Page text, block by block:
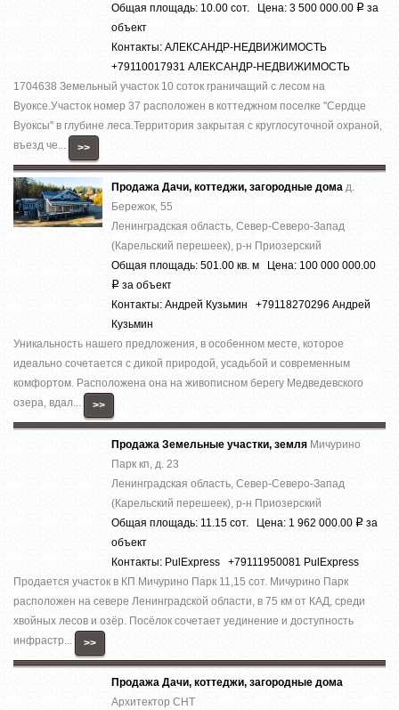
Общая площадь: 10.00 сот. Цена: 3 500 000.00 Р за
объект
Контакты: АЛЕКСАНДР-НЕДВИЖИМОСТЬ
+79110017931 АЛЕКСАНДР-НЕДВИЖИМОСТЬ
1704638 Земельный участок 10 соток граничащий с лесом на
Вуоксе.Участок номер 37 расположен в коттеджном поселке ''Сердце
Вуоксы'' в глубине леса.Территория закрытая с круглосуточной охраной,
въезд че...
>>
Продажа Дачи, коттеджи, загородные дома д.
Бережок, 55
Ленинградская область, Север-Северо-Запад
(Карельский перешеек), р-н Приозерский
Общая площадь: 501.00 кв. м Цена: 100 000 000.00
Р за объект
Контакты: Андрей Кузьмин +79118270296 Андрей
Кузьмин
Уникальность нашего предложения, в особенном месте, которое
идеально сочетается с дикой природой, усадьбой и современным
комфортом. Расположена она на живописном берегу Медведевского
озера, вдал...
>>
Продажа Земельные участки, земля Мичурино
Парк кп, д. 23
Ленинградская область, Север-Северо-Запад
(Карельский перешеек), р-н Приозерский
Общая площадь: 11.15 сот. Цена: 1 962 000.00 Р за
объект
Контакты: PulExpress +79111950081 PulExpress
Продается участок в КП Мичурино Парк 11,15 сот. Мичурино Парк
расположен на севере Ленинградской области, в 75 км от КАД, среди
хвойных лесов и озёр. Посёлок сочетает уединение и доступность
инфрастр...
>>
Продажа Дачи, коттеджи, загородные дома
Архитектор СНТ